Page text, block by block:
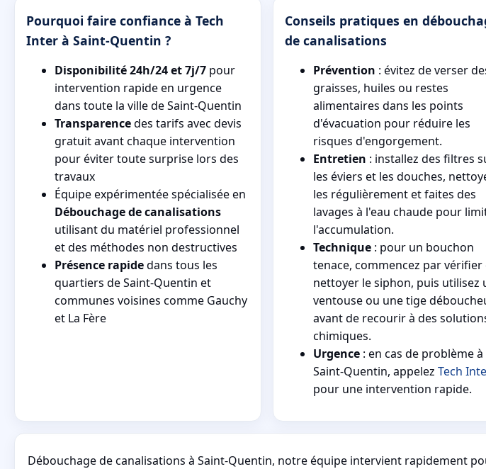
Pourquoi faire confiance à Tech
Inter à Saint-Quentin ?
Disponibilité 24h/24 et 7j/7 pour
intervention rapide en urgence
dans toute la ville de Saint-Quentin
Transparencedes tarifs avec devis
gratuit avant chaque intervention
pour éviter toute surprise lors des
travaux
Équipe expérimentée spécialisée en
Débouchage de canalisations
utilisant du matériel professionnel
et des méthodes non destructives
Présence rapidedans tous les
quartiers de Saint-Quentin et
communes voisines comme Gauchy
et La Fère
Conseils pratiques en
de canalisations
Prévention : évitez de verser
graisses, huiles ou restes
alimentaires dans les points
d'évacuation pour réduire les
risques d'engorgement.
Entretien : installez des filtres
les éviers et les douches,
les régulièrement et faites des
lavages à l'eau chaude pour
l'accumulation.
Technique : pour un bouchon
tenace, commencez par vérifier
nettoyer le siphon, puis utilisez
ventouse ou une tige
avant de recourir à des
chimiques.
Urgence : en cas de problème à
Saint-Quentin, appelezTech
pour une intervention rapide.
Débouchage de canalisations à Saint-Quentin, notre équipe intervient rapidement